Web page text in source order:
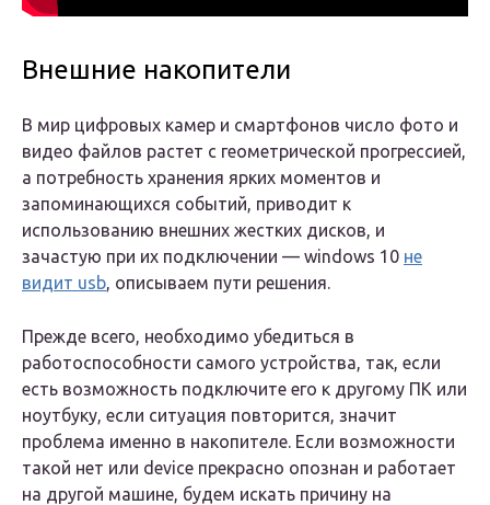
Внешние накопители
В мир цифровых камер и смартфонов число фото и
видео файлов растет с геометрической прогрессией,
а потребность хранения ярких моментов и
запоминающихся событий, приводит к
использованию внешних жестких дисков, и
зачастую при их подключении — windows 10 не
видит usb, описываем пути решения.
Прежде всего, необходимо убедиться в
работоспособности самого устройства, так, если
есть возможность подключите его к другому ПК или
ноутбуку, если ситуация повторится, значит
проблема именно в накопителе. Если возможности
такой нет или device прекрасно опознан и работает
на другой машине, будем искать причину на